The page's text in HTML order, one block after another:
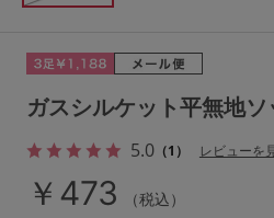
S-AB S-CD
M-AB M-CD M-EF
L-AB L-CD L-EF
LL-EF
サイズの表示
セールアイテムから探す
セールアイテム
その他から探す
お気に入り
ガスシルケット平無地
5.0（1） レビューを
￥473 （税込）